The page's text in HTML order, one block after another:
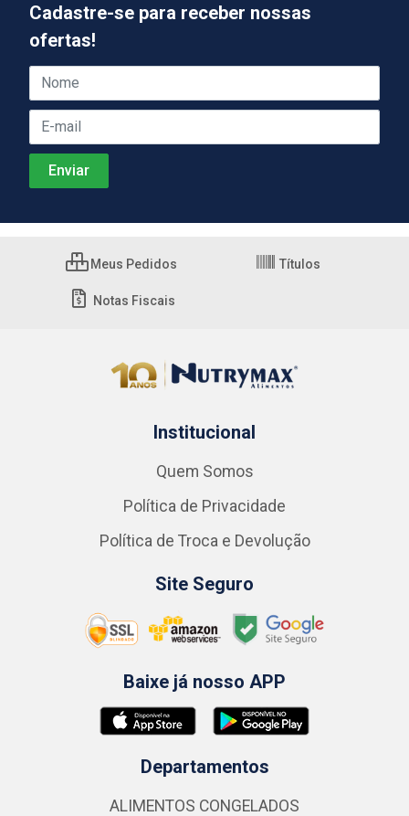
Cadastre-se para receber nossas
ofertas!
Meus Pedidos Títulos
Notas Fiscais
Institucional
Quem Somos
Política de Privacidade
Política de Troca e Devolução
Site Seguro
Baixe já nosso APP
Departamentos
ALIMENTOS CONGELADOS